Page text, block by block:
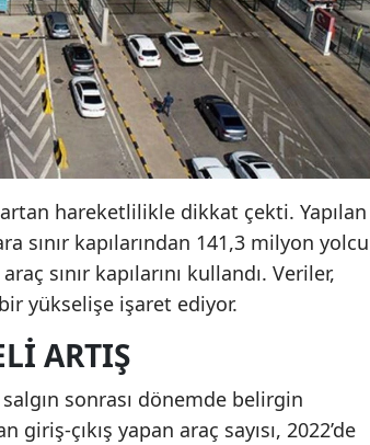
artan hareketlilikle dikkat çekti. Yapılan
sınır kapılarından 141,3 milyon yolcu
sınır kapılarını kullandı. Veriler,
yükselişe işaret ediyor.
ARTIŞ
sonrası dönemde belirgin
çıkış yapan araç sayısı, 2022’de